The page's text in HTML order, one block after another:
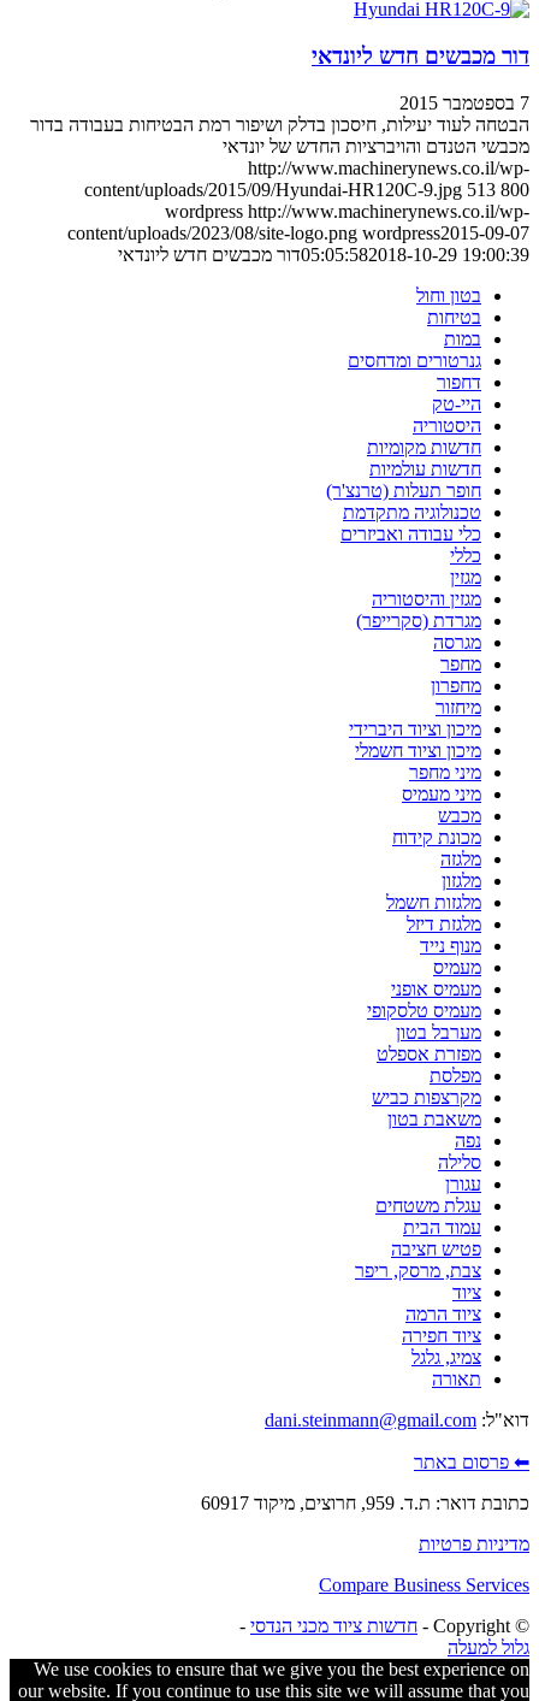
דור מכבשים חדש ליונדאי
7 בספטמבר 2015
הבטחה לעוד יעילות, חיסכון בדלק ושיפור רמת הבטיחות בעבודה בדור
מכבשי הטנדם והויברציות החדש של יונדאי
http://www.machinerynews.co.il/wp-
content/uploads/2015/09/Hyundai-HR120C-9.jpg 513 800
wordpress http://www.machinerynews.co.il/wp-
content/uploads/2023/08/site-logo.png wordpress2015-09-07
05:05:582018-10-29 19:00:39
דור מכבשים חדש ליונדאי
בטון וחול
בטיחות
במות
גנרטורים ומדחסים
דחפור
היי-טק
היסטוריה
חדשות מקומיות
חדשות עולמיות
חופר תעלות (טרנצ'ר)
טכנולוגיה מתקדמת
כלי עבודה ואביזרים
כללי
מגזין
מגזין והיסטוריה
מגרדת (סקרייפר)
מגרסה
מחפר
מחפרון
מיחזור
מיכון וציוד היברידי
מיכון וציוד חשמלי
מיני מחפר
מיני מעמיס
מכבש
מכונת קידוח
מלגזה
מלגזון
מלגזות חשמל
מלגזת דיזל
מנוף נייד
מעמיס
מעמיס אופני
מעמיס טלסקופי
מערבל בטון
מפזרת אספלט
מפלסת
מקרצפות כביש
משאבת בטון
נפה
סלילה
עגורן
עגלת משטחים
עמוד הבית
פטיש חציבה
צבת, מרסק, ריפר
ציוד
ציוד הרמה
ציוד חפירה
צמיג, גלגל
תאורה
דוא"ל: dani.steinmann@gmail.com
⬅ פרסום באתר
כתובת דואר: ת.ד. 959, חרוצים, מיקוד 60917
מדיניות פרטיות
Compare Business Services
© ‫Copyright -
חדשות ציוד מכני הנדסי -
גלול למעלה
We use cookies to ensure that we give you the best experience on
our website. If you continue to use this site we will assume that you